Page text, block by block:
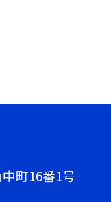
町16番1号